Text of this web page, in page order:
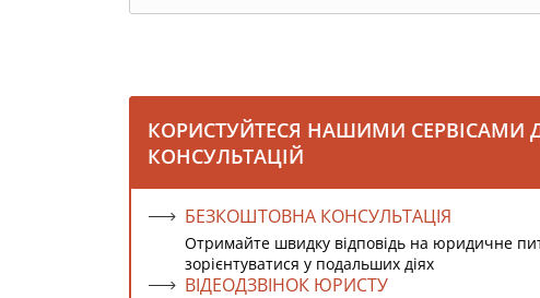
КОРИСТУЙТЕСЯ НАШИМИ
КОНСУЛЬТАЦІЙ
БЕЗКОШТОВНА КОНСУЛЬТАЦІЯ
Отримайте швидку відповідь на юридичне
зорієнтуватися у подальших діях
ВІДЕОДЗВІНОК ЮРИСТУ